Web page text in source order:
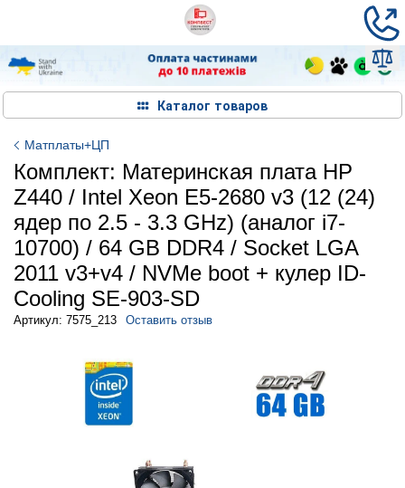
Каталог товаров
Матплаты+ЦП
Комплект: Материнская плата HP
Z440 / Intel Xeon E5-2680 v3 (12 (24)
ядер по 2.5 - 3.3 GHz) (аналог i7-
10700) / 64 GB DDR4 / Socket LGA
2011 v3+v4 / NVMe boot + кулер ID-
Cooling SE-903-SD
Артикул: 7575_213 Оставить отзыв